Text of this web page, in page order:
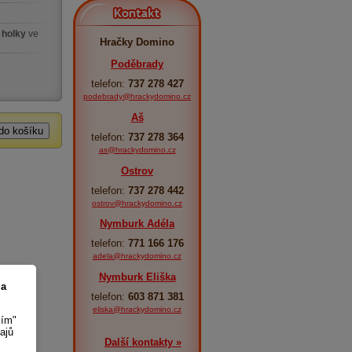
holky ve
Kontakt
Hračky Domino
Poděbrady
telefon: 737 278 427
podebrady@hrackydomino.cz
Aš
telefon: 737 278 364
as@hrackydomino.cz
Ostrov
telefon: 737 278 442
ostrov@hrackydomino.cz
Nymburk Adéla
telefon: 771 166 176
adela@hrackydomino.cz
Nymburk Eliška
telefon: 603 871 381
eliska@hrackydomino.cz
Další kontakty »